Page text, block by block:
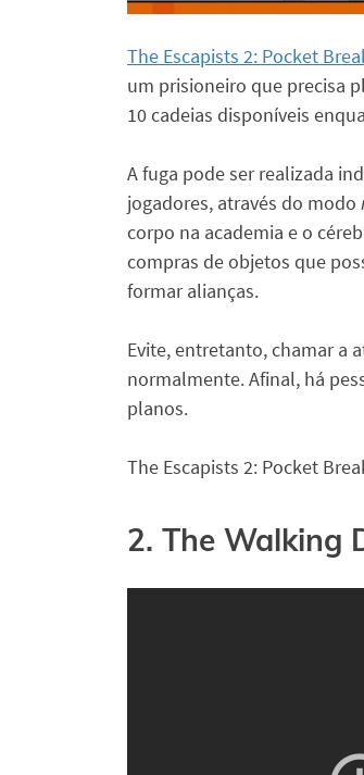
The Escapists 2: Pocket
um prisioneiro que precisa
10 cadeias disponíveis
A fuga pode ser realizada
jogadores, através do modo
corpo na academia e o
compras de objetos que
formar alianças.
Evite, entretanto, chamar a
normalmente. Afinal, há
planos.
The Escapists 2: Pocket
2. The Walking